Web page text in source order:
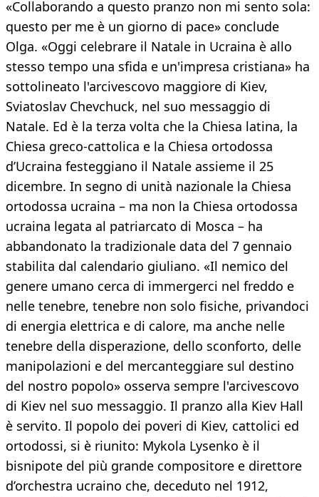
«Collaborando a questo pranzo non mi sento sola:
questo per me è un giorno di pace» conclude
Olga. «Oggi celebrare il Natale in Ucraina è allo
stesso tempo una sfida e un'impresa cristiana» ha
sottolineato l'arcivescovo maggiore di Kiev,
Sviatoslav Chevchuck, nel suo messaggio di
Natale. Ed è la terza volta che la Chiesa latina, la
Chiesa greco-cattolica e la Chiesa ortodossa
d’Ucraina festeggiano il Natale assieme il 25
dicembre. In segno di unità nazionale la Chiesa
ortodossa ucraina – ma non la Chiesa ortodossa
ucraina legata al patriarcato di Mosca – ha
abbandonato la tradizionale data del 7 gennaio
stabilita dal calendario giuliano. «Il nemico del
genere umano cerca di immergerci nel freddo e
nelle tenebre, tenebre non solo fisiche, privandoci
di energia elettrica e di calore, ma anche nelle
tenebre della disperazione, dello sconforto, delle
manipolazioni e del mercanteggiare sul destino
del nostro popolo» osserva sempre l'arcivescovo
di Kiev nel suo messaggio. Il pranzo alla Kiev Hall
è servito. Il popolo dei poveri di Kiev, cattolici ed
ortodossi, si è riunito: Mykola Lysenko è il
bisnipote del più grande compositore e direttore
d’orchestra ucraino che, deceduto nel 1912,